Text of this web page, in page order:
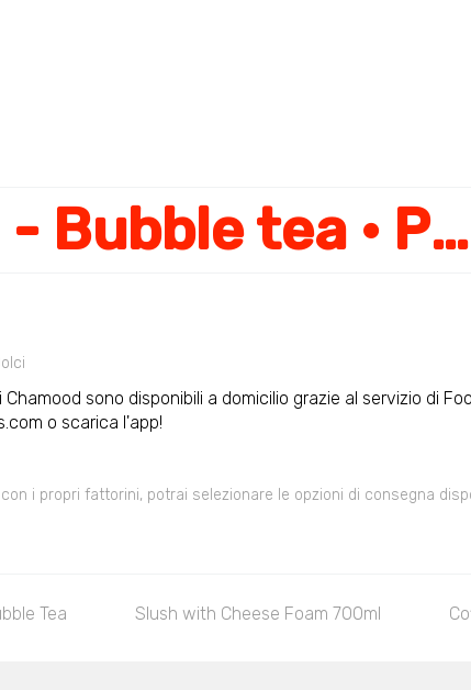
Chamood - Bubble tea · Pordenone
sono disponibili a domicilio grazie al servizio di
o scarica l'app!
i propri fattorini, potrai selezionare le opzioni di consegna
Tea Slush with Cheese Foam 700ml